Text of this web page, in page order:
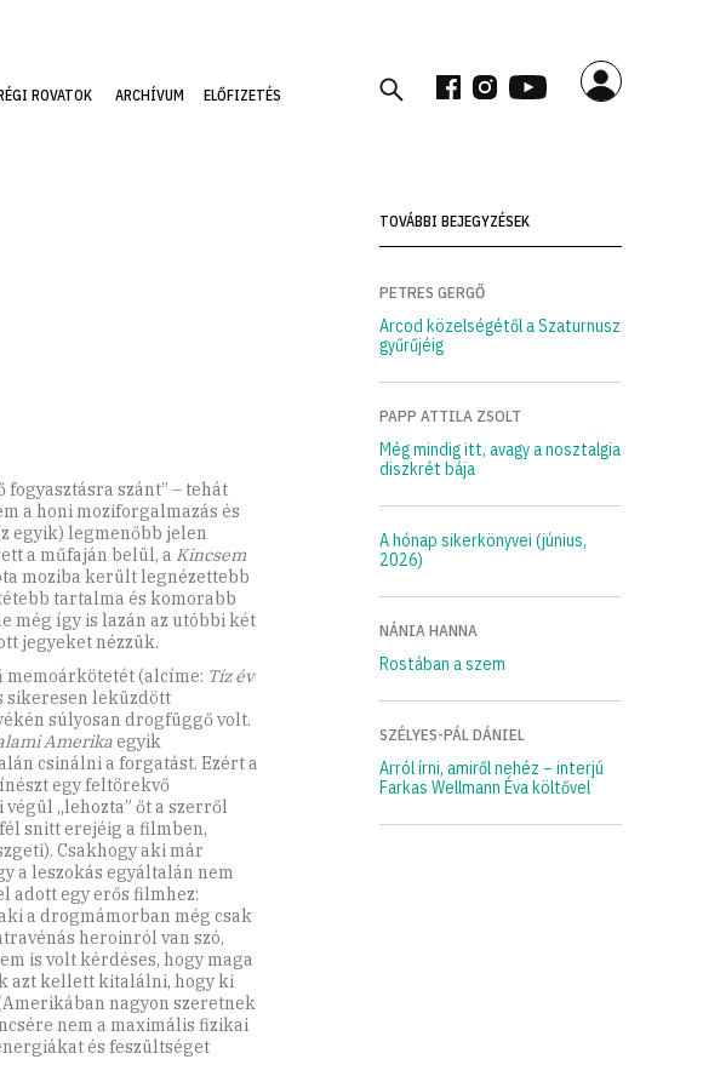
ROVATOK ARCHÍVUM ELŐFIZETÉS
szánt” – tehát
a honi moziforgalmazás és
egyik) legmenőbb jelen
a műfaján belül, a Kincsem
moziba került legnézettebb
tartalma és komorabb
még így is lazán az utóbbi két
jegyeket nézzük.
(alcíme: Tíz év
sikeresen leküzdött
súlyosan drogfüggő volt.
Amerika egyik
csinálni a forgatást. Ezért a
egy feltörekvő
„lehozta” őt a szerről
snitt erejéig a filmben,
Csakhogy aki már
a leszokás egyáltalán nem
adott egy erős filmhez:
a drogmámorban még csak
heroinról van szó,
is volt kérdéses, hogy maga
azt kellett kitalálni, hogy ki
nagyon szeretnek
nem a maximális fizikai
és feszültséget
TOVÁBBI BEJEGYZÉSEK
PETRES GERGŐ
Arcod közelségétől a Szaturnusz
gyűrűjéig
PAPP ATTILA ZSOLT
Még mindig itt, avagy a nosztalgia
diszkrét bája
A hónap sikerkönyvei (június,
2026)
NÁNIA HANNA
Rostában a szem
SZÉLYES-PÁL DÁNIEL
Arról írni, amiről nehéz – interjú
Farkas Wellmann Éva költővel